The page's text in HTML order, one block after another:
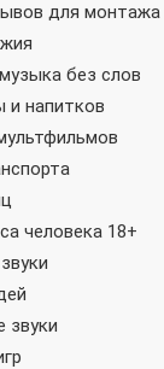
для монтажа
без слов
и напитков
человека 18+
звуки